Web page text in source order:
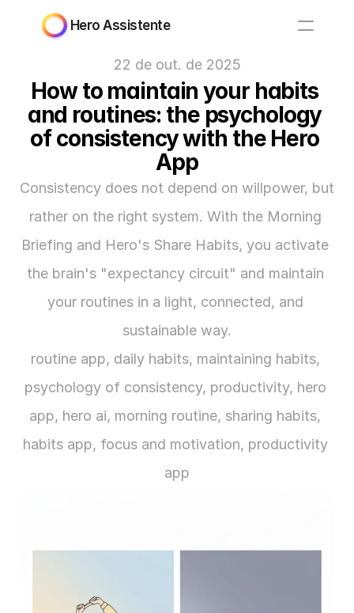
Hero Assistente
22 de out. de 2025
How to maintain your habits
and routines: the psychology
of consistency with the Hero
App
Consistency does not depend on willpower, but
rather on the right system. With the Morning
Briefing and Hero's Share Habits, you activate
the brain's "expectancy circuit" and maintain
your routines in a light, connected, and
sustainable way.
routine app, daily habits, maintaining habits,
psychology of consistency, productivity, hero
app, hero ai, morning routine, sharing habits,
habits app, focus and motivation, productivity
app